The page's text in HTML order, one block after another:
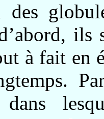
des
à fait en
dans